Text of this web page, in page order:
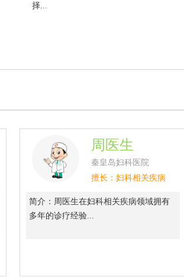
择...
周医生
秦皇岛妇科医院
擅长：妇科相关疾病
简介：周医生在妇科相关疾病领域拥有
多年的诊疗经验...